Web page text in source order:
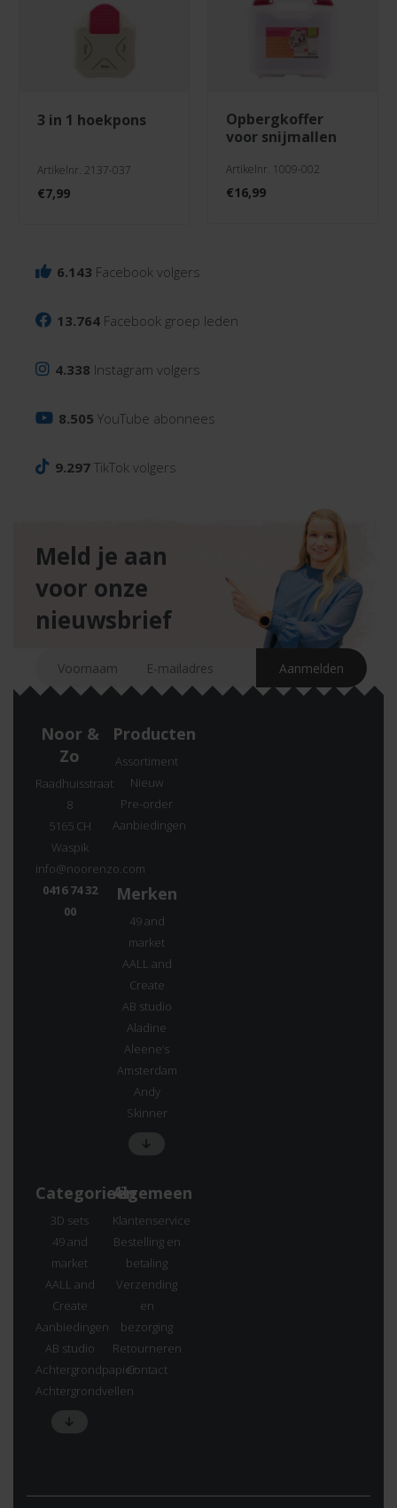
3 in 1 hoekpons
Artikelnr. 2137-037
€7,99
opbergkoffer
voor snijmallen
Artikelnr. 1009-002
€16,99
6.143 Facebook volgers
13.764 Facebook groep leden
4.338 Instagram volgers
8.505 YouTube abonnees
9.297 TikTok volgers
Meld je aan
voor onze
nieuwsbrief
Noor &
Zo
Raadhuisstraat
8
5165 CH
Waspik
info@noorenzo.com
0416 74 32
00
Producten
Assortiment
Nieuw
Pre-order
Aanbiedingen
Merken
49 and
market
AALL and
Create
AB studio
Aladine
Aleene’s
Amsterdam
Andy
Skinner
Categorieën
3D sets
49 and
market
AALL and
Create
Aanbiedingen
AB studio
Achtergrondpapier
Achtergrondvellen
Algemeen
Klantenservice
Bestelling en
betaling
Verzending
en
bezorging
Retourneren
Contact